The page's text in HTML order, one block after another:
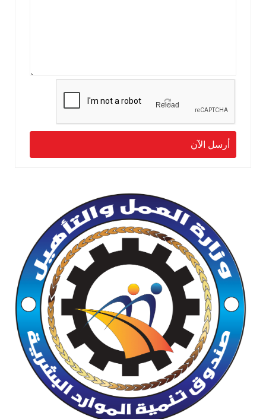
Reload